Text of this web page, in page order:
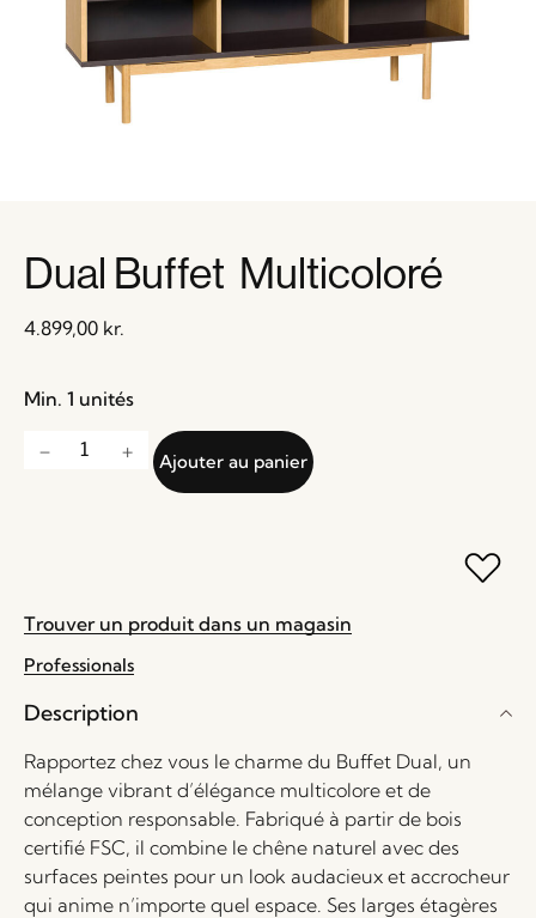
Dual Buffet Multicoloré
4.899,00 kr.
Min. 1 unités
Ajouter au panier
Trouver un produit dans un magasin
Professionals
Description
Rapportez chez vous le charme du Buffet Dual, un
mélange vibrant d’élégance multicolore et de
conception responsable. Fabriqué à partir de bois
certifié FSC, il combine le chêne naturel avec des
surfaces peintes pour un look audacieux et accrocheur
qui anime n’importe quel espace. Ses larges étagères